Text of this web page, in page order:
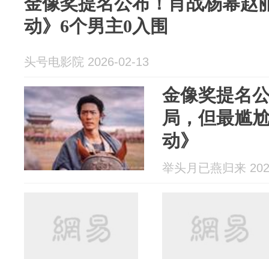
动》6个男主0入围
头号电影院 2026-02-13
金像奖提名
局，但最尴
动》
举头月已燕归来